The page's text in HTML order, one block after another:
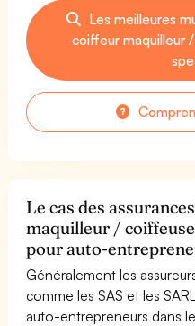
Les meilleures
coiffeur maquilleur
Le cas des
maquilleur /
pour auto-
Généralement les
comme les SAS et les
auto-entrepreneurs dans